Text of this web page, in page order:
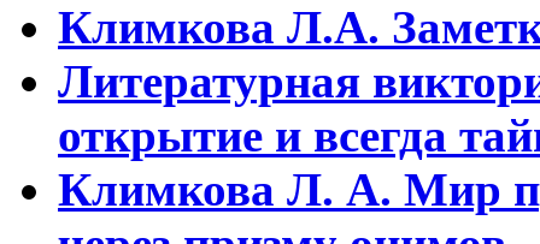
Климкова Л.А.
Литературная
открытие и всегда
Климкова Л. А. Мир